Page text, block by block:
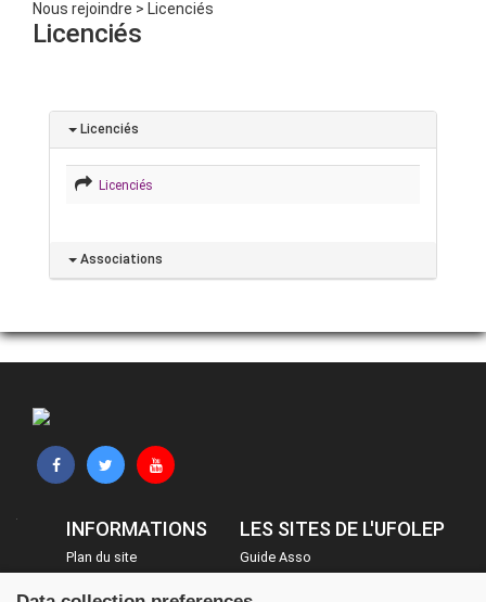
Nous rejoindre > Licenciés
Licenciés
Licenciés
Licenciés
Associations
INFORMATIONS
Plan du site
LES SITES DE L'UFOLEP
Guide Asso